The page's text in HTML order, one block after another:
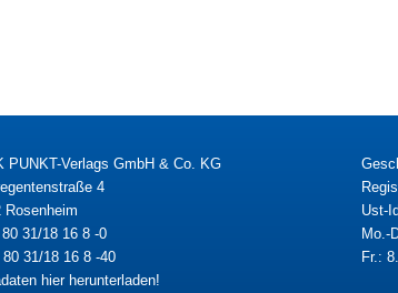
PUNKT-Verlags GmbH & Co. KG
4
Rosenheim
31/18 16 8 -0
80 31/18 16 8 -40
hier herunterladen!
Ust-
Mo.-
Fr.: